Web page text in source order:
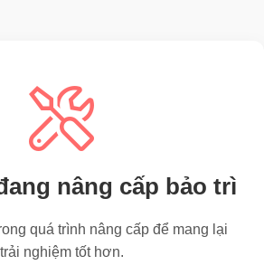
nâng cấp bảo trì
quá trình nâng cấp để mang lại
trải nghiệm tốt hơn.